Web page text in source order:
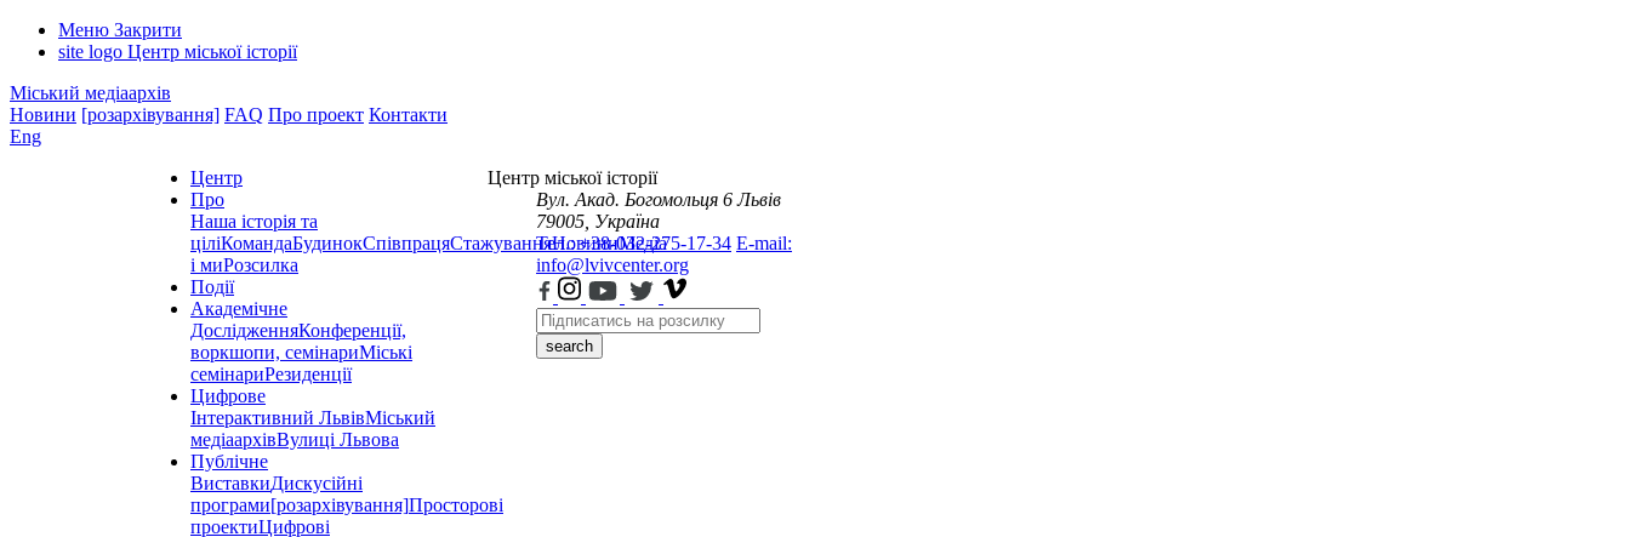
Меню Закрити
site logo Центр міської історії
Міський медіаархів
Новини [розархівування] FAQ Про проект Контакти
Eng
Центр
Про
Наша історія та
ціліКомандаБудинокСпівпрацяСтажуванняНовиниМедіа
і миРозсилка
Події
Академічне
ДослідженняКонференції,
воркшопи, семінариМіські
семінариРезиденції
Цифрове
Інтерактивний ЛьвівМіський
медіаархівВулиці Львова
Публічне
ВиставкиДискусійні
програми[розархівування]Просторові
проектиЦифрові
Центр міської історії
Вул. Акад. Богомольця 6 Львів
79005, Україна
Тел.: +38-032-275-17-34 E-mail:
info@lvivcenter.org
search